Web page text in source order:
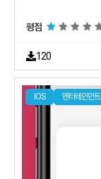
평점
120
IOS 엔터테인먼트